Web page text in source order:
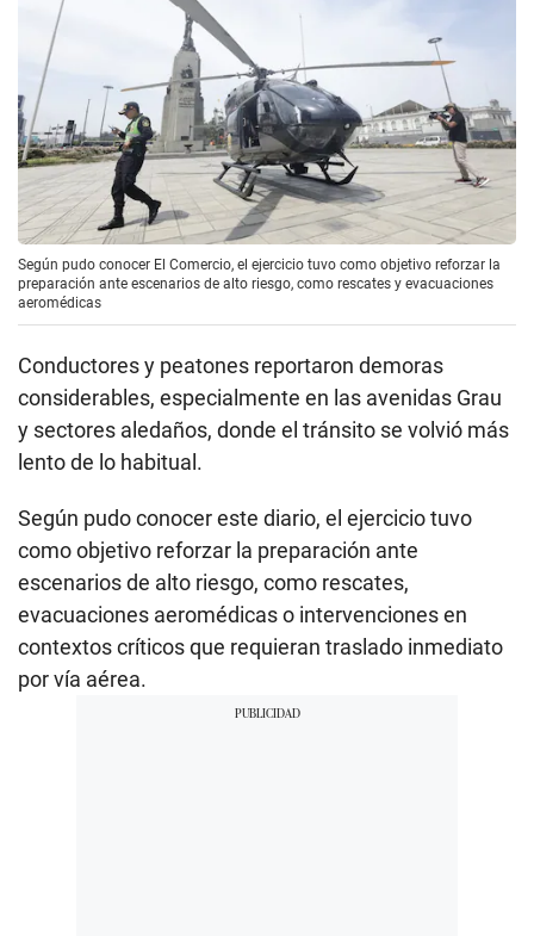
Según pudo conocer El Comercio, el ejercicio tuvo como objetivo reforzar la
preparación ante escenarios de alto riesgo, como rescates y evacuaciones
aeromédicas
Conductores y peatones reportaron demoras
considerables, especialmente en las avenidas Grau
y sectores aledaños, donde el tránsito se volvió más
lento de lo habitual.
Según pudo conocer este diario, el ejercicio tuvo
como objetivo reforzar la preparación ante
escenarios de alto riesgo, como rescates,
evacuaciones aeromédicas o intervenciones en
contextos críticos que requieran traslado inmediato
por vía aérea.